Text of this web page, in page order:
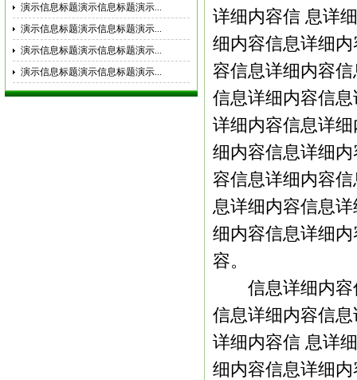
演示信息标题演示信息标题演示...
演示信息标题演示信息标题演示...
演示信息标题演示信息标题演示...
演示信息标题演示信息标题演示...
详细内容信 息详
细内容信息详细
容信息详细内容
信息详细内容信
详细内容信息详
细内容信息详细
容信息详细内容
息详细内容信息
细内容信息详细
容。
信息详细内容
信息详细内容信
详细内容信 息详
细内容信息详细